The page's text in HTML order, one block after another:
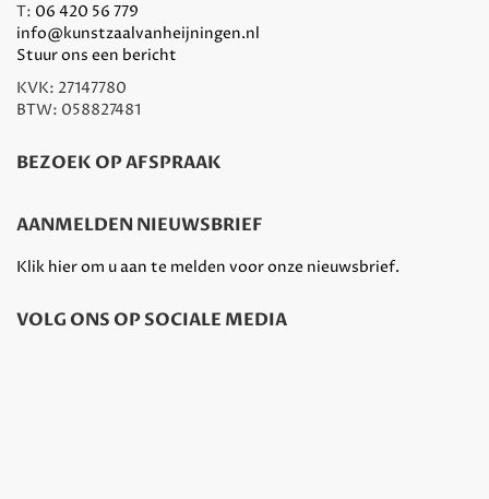
T: 06 420 56 779
info@kunstzaalvanheijningen.nl
Stuur ons een bericht
KVK: 27147780
BTW: 058827481
BEZOEK OP AFSPRAAK
AANMELDEN NIEUWSBRIEF
Klik hier om u aan te melden voor onze nieuwsbrief.
VOLG ONS OP SOCIALE MEDIA